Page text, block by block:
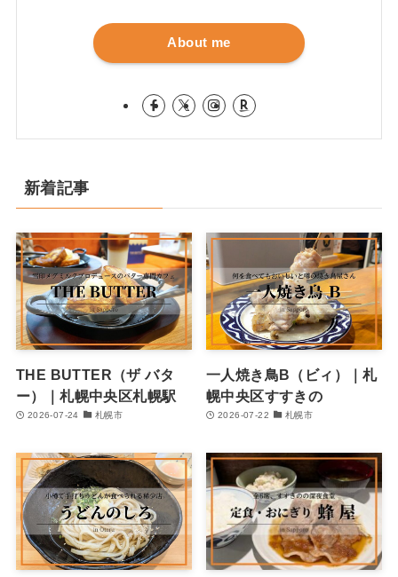
About me
新着記事
THE BUTTER（ザ バタ
ー）｜札幌中央区札幌駅
2026-07-24 札幌市
一人焼き鳥B（ビィ）｜札
幌中央区すすきの
2026-07-22 札幌市